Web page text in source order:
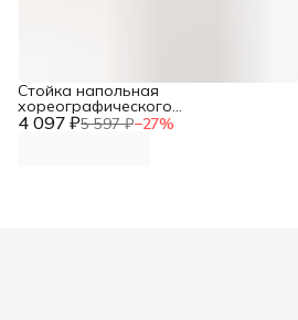
4 097 ₽5 597 ₽−27%
Стойка напольная
хореографического
станкадвурядного Батман DNN